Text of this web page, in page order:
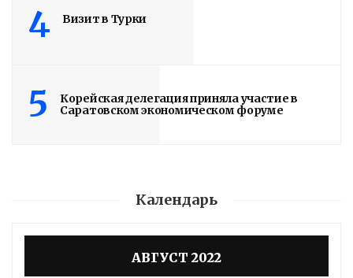
4 Визит в Турки
5
Корейская делегация приняла участие в
Саратовском экономическом форуме
Календарь
АВГУСТ 2022